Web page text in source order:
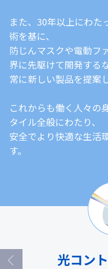
また、30年以上にわた
術を基に、
防じんマスクや電動フ
界に先駆けて開発するな
常に新しい製品を提案
これからも働く人々の
タイル全般にわたり、
安全でより快適な生活
す。
光コン